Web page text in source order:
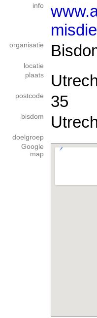
info
organisatie
locatie
plaats
postcode 35
bisdom
doelgroep
Google
map